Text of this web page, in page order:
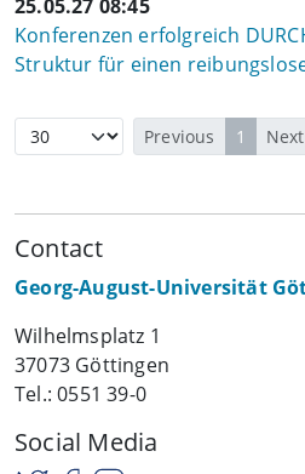
25.05.27 08:45
Konferenzen erfolgreich
Struktur für einen
Previous 1 Next
Contact
Georg-August-Universität
Wilhelmsplatz 1
37073 Göttingen
Tel.: 0551 39-0
Social Media